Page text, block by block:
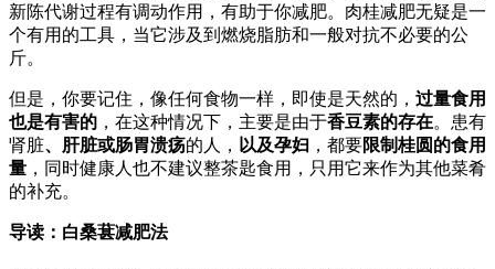
新陈代谢过程有调动作用，有助于你减肥。肉桂减肥无疑是一
个有用的工具，当它涉及到燃烧脂肪和一般对抗不必要的公
斤。
但是，你要记住，像任何食物一样，即使是天然的， 过量食用
也是有害的 ，在这种情况下，主要是由于香豆素的存在。患有
肾脏、肝脏或肠胃溃疡的人， 以及孕妇 ，都要限制桂圆的食用
量 ，同时健康人也不建议整茶匙食用，只用它来作为其他菜肴
的补充。
导读：白桑葚减肥法